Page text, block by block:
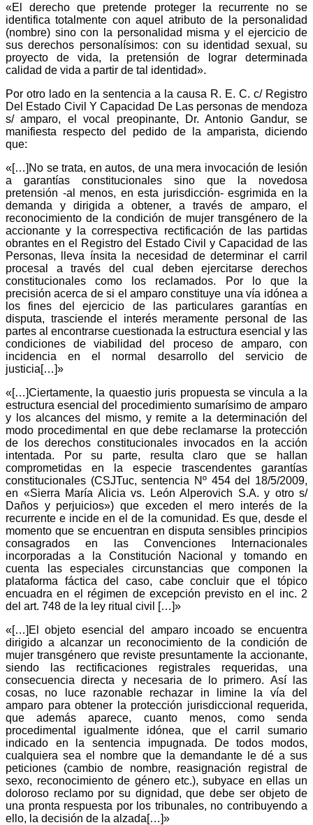
«El derecho que pretende proteger la recurrente no se
identifica totalmente con aquel atributo de la personalidad
(nombre) sino con la personalidad misma y el ejercicio de
sus derechos personalísimos: con su identidad sexual, su
proyecto de vida, la pretensión de lograr determinada
calidad de vida a partir de tal identidad».
Por otro lado en la sentencia a la causa R. E. C. c/ Registro
Del Estado Civil Y Capacidad De Las personas de mendoza
s/ amparo, el vocal preopinante, Dr. Antonio Gandur, se
manifiesta respecto del pedido de la amparista, diciendo
que:
«[…]No se trata, en autos, de una mera invocación de lesión
a garantías constitucionales sino que la novedosa
pretensión -al menos, en esta jurisdicción- esgrimida en la
demanda y dirigida a obtener, a través de amparo, el
reconocimiento de la condición de mujer transgénero de la
accionante y la correspectiva rectificación de las partidas
obrantes en el Registro del Estado Civil y Capacidad de las
Personas, lleva ínsita la necesidad de determinar el carril
procesal a través del cual deben ejercitarse derechos
constitucionales como los reclamados. Por lo que la
precisión acerca de si el amparo constituye una vía idónea a
los fines del ejercicio de las particulares garantías en
disputa, trasciende el interés meramente personal de las
partes al encontrarse cuestionada la estructura esencial y las
condiciones de viabilidad del proceso de amparo, con
incidencia en el normal desarrollo del servicio de
justicia[…]»
«[…]Ciertamente, la quaestio juris propuesta se vincula a la
estructura esencial del procedimiento sumarísimo de amparo
y los alcances del mismo, y remite a la determinación del
modo procedimental en que debe reclamarse la protección
de los derechos constitucionales invocados en la acción
intentada. Por su parte, resulta claro que se hallan
comprometidas en la especie trascendentes garantías
constitucionales (CSJTuc, sentencia Nº 454 del 18/5/2009,
en «Sierra María Alicia vs. León Alperovich S.A. y otro s/
Daños y perjuicios») que exceden el mero interés de la
recurrente e incide en el de la comunidad. Es que, desde el
momento que se encuentran en disputa sensibles principios
consagrados en las Convenciones Internacionales
incorporadas a la Constitución Nacional y tomando en
cuenta las especiales circunstancias que componen la
plataforma fáctica del caso, cabe concluir que el tópico
encuadra en el régimen de excepción previsto en el inc. 2
del art. 748 de la ley ritual civil […]»
«[…]El objeto esencial del amparo incoado se encuentra
dirigido a alcanzar un reconocimiento de la condición de
mujer transgénero que reviste presuntamente la accionante,
siendo las rectificaciones registrales requeridas, una
consecuencia directa y necesaria de lo primero. Así las
cosas, no luce razonable rechazar in limine la vía del
amparo para obtener la protección jurisdiccional requerida,
que además aparece, cuanto menos, como senda
procedimental igualmente idónea, que el carril sumario
indicado en la sentencia impugnada. De todos modos,
cualquiera sea el nombre que la demandante le dé a sus
peticiones (cambio de nombre, reasignación registral de
sexo, reconocimiento de género etc.), subyace en ellas un
doloroso reclamo por su dignidad, que debe ser objeto de
una pronta respuesta por los tribunales, no contribuyendo a
ello, la decisión de la alzada[…]»